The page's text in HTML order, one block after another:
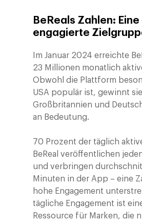
BeReals Zahlen:
engagierte
Im Januar 2024 erreichte
23 Millionen monatlich
Obwohl die Plattform
USA populär ist, gewinnt
Großbritannien und
an Bedeutung.
70 Prozent der täglich
BeReal veröffentlichen
und verbringen
Minuten in der App – eine
hohe Engagement
tägliche Engagement ist
Ressource für Marken, die